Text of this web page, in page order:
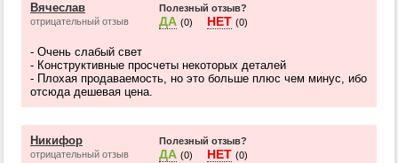
Вячеслав
отрицательный отзыв
Полезный отзыв?
ДА (0) НЕТ (0)
- Очень слабый свет
- Конструктивные просчеты некоторых деталей
- Плохая продаваемость, но это больше плюс чем минус, ибо
отсюда дешевая цена.
Никифор
отрицательный отзыв
Полезный отзыв?
ДА (0) НЕТ (0)